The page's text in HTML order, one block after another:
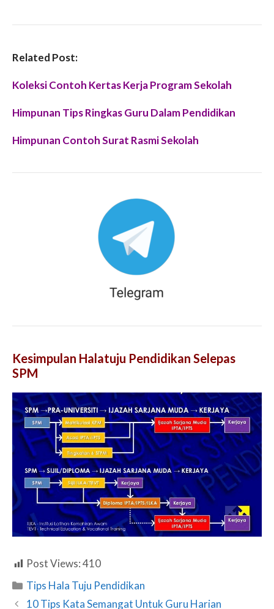
Related Post:
Koleksi Contoh Kertas Kerja Program Sekolah
Himpunan Tips Ringkas Guru Dalam Pendidikan
Himpunan Contoh Surat Rasmi Sekolah
Kesimpulan Halatuju Pendidikan Selepas
SPM
Post Views:410
Categories
Tips Hala Tuju Pendidikan
10 Tips Kata Semangat Untuk Guru Harian